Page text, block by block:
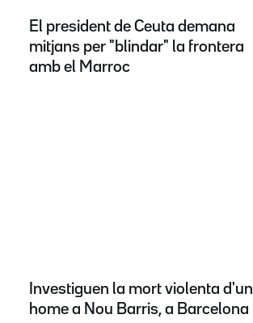
El president de Ceuta demana
mitjans per "blindar" la frontera
amb el Marroc
Investiguen la mort violenta d'un
home a Nou Barris, a Barcelona